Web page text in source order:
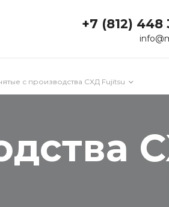
+7 (812) 448
с производства СХД Fujitsu